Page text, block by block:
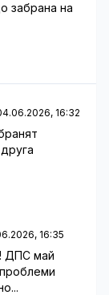
забрана на
16:32
16:35
ДПС май